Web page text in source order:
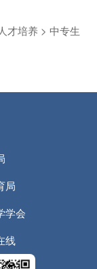
才培养 > 中专生
局
学会
线